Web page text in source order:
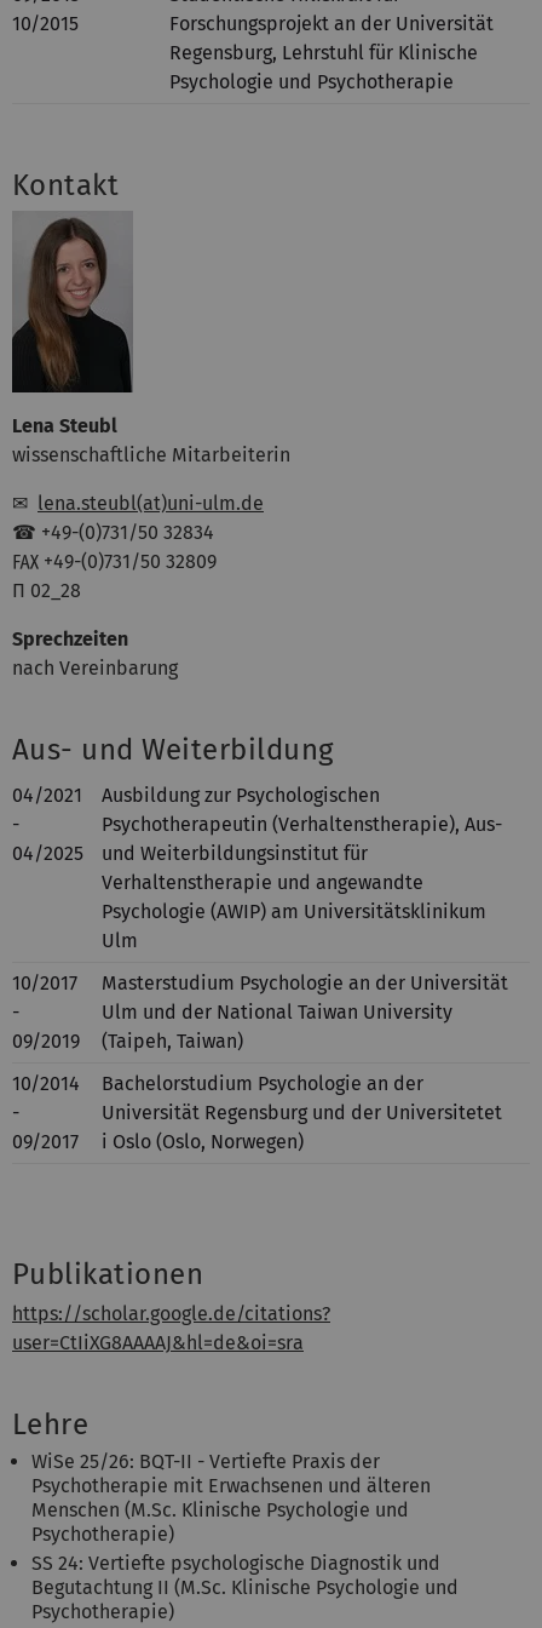
10/2015
Forschungsprojekt an der Universität
Regensburg, Lehrstuhl für Klinische
Psychologie und Psychotherapie
Kontakt
Lena Steubl
wissenschaftliche Mitarbeiterin
✉ lena.steubl(at)uni-ulm.de
☎ +49-(0)731/50 32834
℻ +49-(0)731/50 32809
Π 02_28
Sprechzeiten
nach Vereinbarung
Aus- und Weiterbildung
04/2021
-
04/2025
Ausbildung zur Psychologischen
Psychotherapeutin (Verhaltenstherapie), Aus-
und Weiterbildungsinstitut für
Verhaltenstherapie und angewandte
Psychologie (AWIP) am Universitätsklinikum
Ulm
10/2017
-
09/2019
Masterstudium Psychologie an der Universität
Ulm und der National Taiwan University
(Taipeh, Taiwan)
10/2014
-
09/2017
Bachelorstudium Psychologie an der
Universität Regensburg und der Universitetet
i Oslo (Oslo, Norwegen)
Publikationen
https://scholar.google.de/citations?
user=CtIiXG8AAAAJ&hl=de&oi=sra
Lehre
WiSe 25/26: BQT-II - Vertiefte Praxis der
Psychotherapie mit Erwachsenen und älteren
Menschen (M.Sc. Klinische Psychologie und
Psychotherapie)
SS 24: Vertiefte psychologische Diagnostik und
Begutachtung II (M.Sc. Klinische Psychologie und
Psychotherapie)